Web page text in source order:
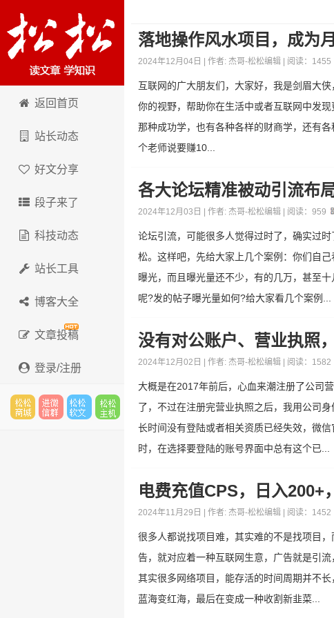
松松科技
返回首页
站长动态
好文分享
段子来了
科技动态
站长工具
博客大全
文章投稿
登录/注册
落地操作风水项目，成为
2024年12月04日 | 作者: 杰哥-松松编辑 | 阅读： 1455
互联网的广大朋友们，大家好，我是剑眉大
你的视野，帮助你在生活中或者互联网中发
那种成功学，也有各种各样的财商学，还有
个老师说要赚10...
各大论坛精准被动引流布
2024年12月03日 | 作者: 杰哥-松松编辑 | 阅读： 959
论坛引流，可能很多人觉得过时了，确实过
松。这样吧，先给大家上几个案例：你们自
曝光，而且曝光量还不少，有的几万，甚至
呢?发的帖子曝光量如何?给大家看几个案例...
没有对公账户、营业执照
2024年12月02日 | 作者: 杰哥-松松编辑 | 阅读： 1582
大概是在2017年前后，心血来潮注册了公司
了，不过在注册完营业执照之后，我用公司
长时间没有登陆或者相关资质已经失效，微
时，在选择要登陆的账号界面中总有这个已...
电费充值CPS，日入200+
2024年11月29日 | 作者: 杰哥-松松编辑 | 阅读： 1452
很多人都说找项目难，其实难的不是找项目
告，就对应着一种互联网生意，广告就是引
其实很多网络项目，能存活的时间周期并不
蓝海变红海，最后在变成一种收割新韭菜...